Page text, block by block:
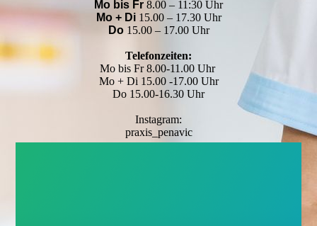
Mo bis Fr 8.00 – 11:30 Uhr
Mo + Di15.00 – 17.30 Uhr
Do15.00 – 17.00 Uhr
Telefonzeiten:
Mo bis Fr 8.00-11.00 Uhr
Mo + Di 15.00 -17.00 Uhr
Do 15.00-16.30 Uhr
Instagram:
praxis_penavic